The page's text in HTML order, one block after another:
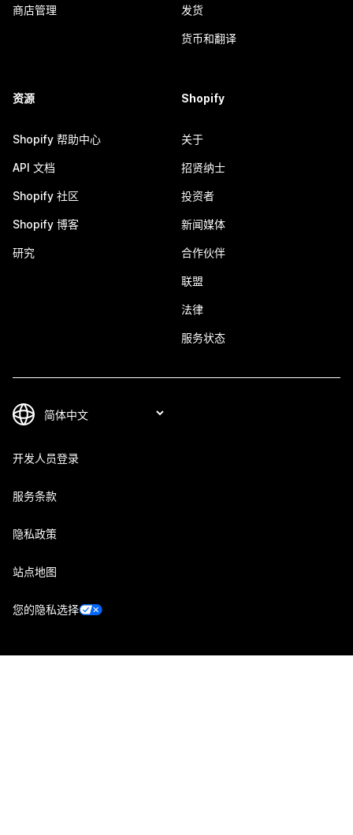
商店管理 发货
货币和翻译
资源
Shopify 帮助中心
API 文档
Shopify 社区
Shopify 博客
研究
Shopify
关于
招贤纳士
投资者
新闻媒体
合作伙伴
联盟
法律
服务状态
开发人员登录
服务条款
隐私政策
站点地图
您的隐私选择